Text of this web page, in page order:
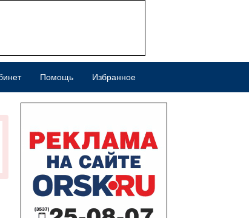
Помощь Избранное